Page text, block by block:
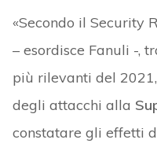
«Secondo il Security
– esordisce Fanuli -,
più rilevanti del
degli attacchi alla
constatare gli effetti